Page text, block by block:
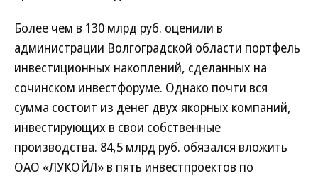
Более чем в 130 млрд руб. оценили в
администрации Волгоградской области портфель
инвестиционных накоплений, сделанных на
сочинском инвестфоруме. Однако почти вся
сумма состоит из денег двух якорных компаний,
инвестирующих в свои собственные
производства. 84,5 млрд руб. обязался вложить
ОАО «ЛУКОЙЛ» в пять инвестпроектов по